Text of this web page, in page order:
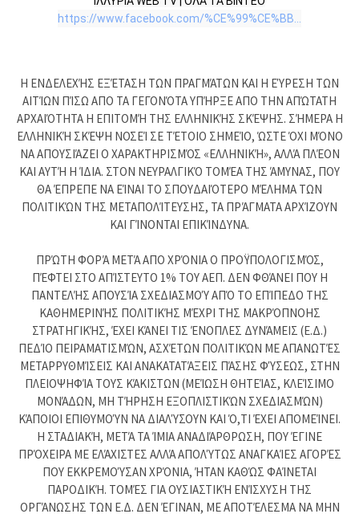
https://www.facebook.com/%CE%99%CE%BB...
Η ΕΝΔΕΛΕΧΉΣ ΕΞΈΤΑΣΗ ΤΩΝ ΠΡΑΓΜΆΤΩΝ ΚΑΙ Η ΕΎΡΕΣΗ ΤΩΝ
ΑΙΤΊΩΝ ΠΊΣΩ ΑΠΟ ΤΑ ΓΕΓΟΝΌΤΑ ΥΠΉΡΞΕ ΑΠΟ ΤΗΝ ΑΠΏΤΑΤΗ
ΑΡΧΑΙΌΤΗΤΑ Η ΕΠΙΤΟΜΉ ΤΗΣ ΕΛΛΗΝΙΚΉΣ ΣΚΈΨΗΣ. ΣΉΜΕΡΑ Η
ΕΛΛΗΝΙΚΉ ΣΚΈΨΗ ΝΟΣΕΊ ΣΕ ΤΈΤΟΙΟ ΣΗΜΕΊΟ, ΏΣΤΕ ΌΧΙ ΜΌΝΟ
ΝΑ ΑΠΟΥΣΙΆΖΕΙ Ο ΧΑΡΑΚΤΗΡΙΣΜΌΣ «ΕΛΛΗΝΙΚΉ», ΑΛΛΆ ΠΛΈΟΝ
ΚΑΙ ΑΥΤΉ Η ΊΔΙΑ. ΣΤΟΝ ΝΕΥΡΑΛΓΙΚΌ ΤΟΜΈΑ ΤΗΣ ΆΜΥΝΑΣ, ΠΟΥ
ΘΑ ΈΠΡΕΠΕ ΝΑ ΕΊΝΑΙ ΤΟ ΣΠΟΥΔΑΙΌΤΕΡΟ ΜΈΛΗΜΑ ΤΩΝ
ΠΟΛΙΤΙΚΏΝ ΤΗΣ ΜΕΤΑΠΟΛΊΤΕΥΣΗΣ, ΤΑ ΠΡΆΓΜΑΤΑ ΑΡΧΊΖΟΥΝ
ΚΑΙ ΓΊΝΟΝΤΑΙ ΕΠΙΚΊΝΔΥΝΑ.
ΠΡΏΤΗ ΦΟΡΆ ΜΕΤΆ ΑΠΟ ΧΡΌΝΙΑ Ο ΠΡΟΫΠΟΛΟΓΙΣΜΌΣ,
ΠΈΦΤΕΙ ΣΤΟ ΑΠΊΣΤΕΥΤΟ 1% ΤΟΥ ΑΕΠ. ΔΕΝ ΦΘΆΝΕΙ ΠΟΥ Η
ΠΑΝΤΕΛΉΣ ΑΠΟΥΣΊΑ ΣΧΕΔΙΑΣΜΟΎ ΑΠΌ ΤΟ ΕΠΊΠΕΔΟ ΤΗΣ
ΚΑΘΗΜΕΡΙΝΉΣ ΠΟΛΙΤΙΚΉΣ ΜΈΧΡΙ ΤΗΣ ΜΑΚΡΌΠΝΟΗΣ
ΣΤΡΑΤΗΓΙΚΉΣ, ΈΧΕΙ ΚΆΝΕΙ ΤΙΣ ΈΝΟΠΛΕΣ ΔΥΝΆΜΕΙΣ (Ε.Δ.)
ΠΕΔΊΟ ΠΕΙΡΑΜΑΤΙΣΜΏΝ, ΑΣΧΈΤΩΝ ΠΟΛΙΤΙΚΏΝ ΜΕ ΑΠΑΝΩΤΈΣ
ΜΕΤΑΡΡΥΘΜΊΣΕΙΣ ΚΑΙ ΑΝΑΚΑΤΑΤΆΞΕΙΣ ΠΆΣΗΣ ΦΎΣΕΩΣ, ΣΤΗΝ
ΠΛΕΙΟΨΗΦΊΑ ΤΟΥΣ ΚΆΚΙΣΤΩΝ (ΜΕΊΩΣΗ ΘΗΤΕΊΑΣ, ΚΛΕΊΣΙΜΟ
ΜΟΝΆΔΩΝ, ΜΗ ΤΉΡΗΣΗ ΕΞΟΠΛΙΣΤΙΚΏΝ ΣΧΕΔΙΑΣΜΏΝ)
ΚΆΠΟΙΟΙ ΕΠΙΘΥΜΟΎΝ ΝΑ ΔΙΑΛΎΣΟΥΝ ΚΑΙ Ό,ΤΙ ΈΧΕΙ ΑΠΟΜΕΊΝΕΙ.
Η ΣΤΑΔΙΑΚΉ, ΜΕΤΆ ΤΑ ΊΜΙΑ ΑΝΑΔΙΆΡΘΡΩΣΗ, ΠΟΥ ΈΓΙΝΕ
ΠΡΌΧΕΙΡΑ ΜΕ ΕΛΆΧΙΣΤΕΣ ΑΛΛΆ ΑΠΟΛΎΤΩΣ ΑΝΑΓΚΑΊΕΣ ΑΓΟΡΈΣ
ΠΟΥ ΕΚΚΡΕΜΟΎΣΑΝ ΧΡΌΝΙΑ, ΉΤΑΝ ΚΑΘΏΣ ΦΑΊΝΕΤΑΙ
ΠΑΡΟΔΙΚΉ. ΤΟΜΈΣ ΓΙΑ ΟΥΣΙΑΣΤΙΚΉ ΕΝΊΣΧΥΣΗ ΤΗΣ
ΟΡΓΆΝΩΣΗΣ ΤΩΝ Ε.Δ. ΔΕΝ ΈΓΙΝΑΝ, ΜΕ ΑΠΟΤΈΛΕΣΜΑ ΝΑ ΜΗΝ